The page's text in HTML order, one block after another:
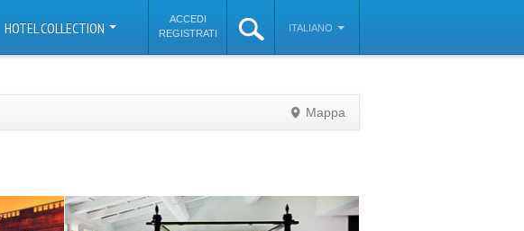
HOTEL COLLECTION
ACCEDI
REGISTRATI
ITALIANO
Mappa
OpenStreetMap contributors